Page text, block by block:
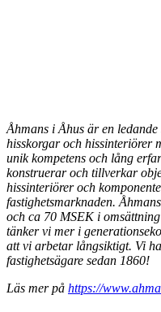
Åhmans i Åhus är en
hisskorgar och hissinteriörer
unik kompetens och lång
konstruerar och tillverkar
hissinteriörer och
fastighetsmarknaden.
och ca 70 MSEK i
tänker vi mer i
att vi arbetar långsiktigt. Vi
fastighetsägare sedan 1860!
Läs mer på https://